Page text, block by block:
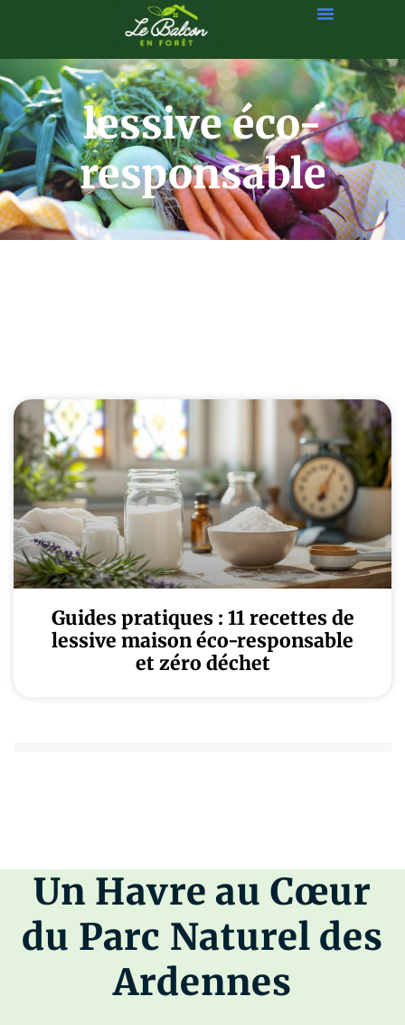
lessive éco-
responsable
Guides pratiques : 11 recettes de
lessive maison éco-responsable
et zéro déchet
Un Havre au Cœur
du Parc Naturel des
Ardennes